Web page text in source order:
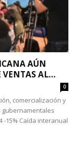
AÚN
VENTAS AL...
0
comercialización y
gubernamentales
-15% Caída interanual